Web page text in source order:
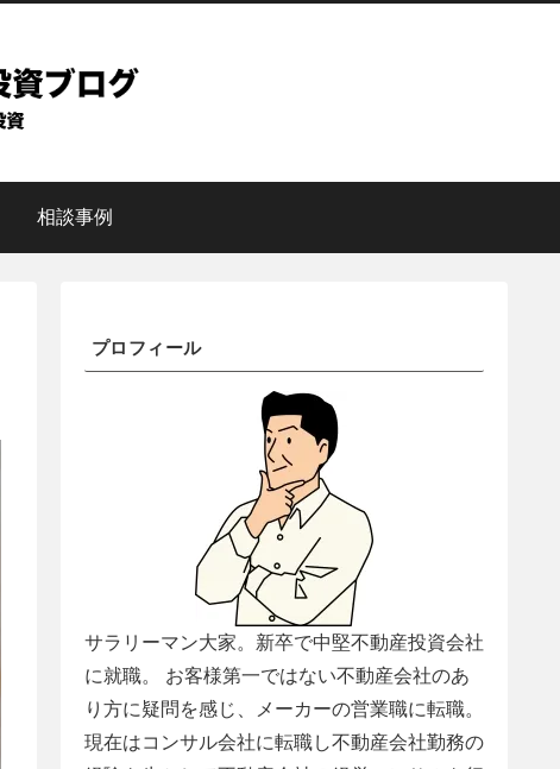
相談事例
プロフィール
サラリーマン大家。新卒で中堅不動産投資会社
に就職。 お客様第一ではない不動産会社のあ
り方に疑問を感じ、メーカーの営業職に転職。
現在はコンサル会社に転職し不動産会社勤務の